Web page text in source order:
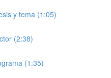
y tema (1:05)
(2:38)
(1:35)